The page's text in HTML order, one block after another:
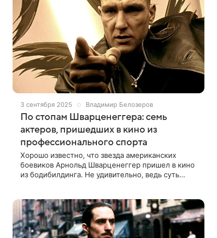
3 сентября 2025 Владимир Белозеров
По стопам Шварценеггера: семь
актеров, пришедших в кино из
профессионального спорта
Хорошо известно, что звезда американских
боевиков Арнольд Шварценеггер пришел в кино
из бодибилдинга. Не удивительно, ведь суть
экране.